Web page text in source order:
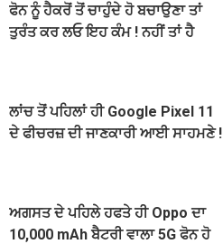
ਫੋਨ ਨੂੰ ਹੈਕਰੋਂ ਤੋਂ ਚਾਹੁੰਦੇ ਹੋ ਬਚਾਉਣਾ ਤਾਂ
ਤੁਰੰਤ ਕਰ ਲਓ ਇਹ ਕੰਮ ! ਨਹੀਂ ਤਾਂ ਹੈ
ਲਾਂਚ ਤੋਂ ਪਹਿਲਾਂ ਹੀ Google Pixel 11
ਦੇ ਫੀਚਰਜ਼ ਦੀ ਜਾਣਕਾਰੀ ਆਈ ਸਾਹਮਣੇ !
ਅਗਸਤ ਦੇ ਪਹਿਲੇ ਹਫਤੇ ਹੀ Oppo ਦਾ
10,000 mAh ਬੈਟਰੀ ਵਾਲਾ 5G ਫੋਨ ਹੋ